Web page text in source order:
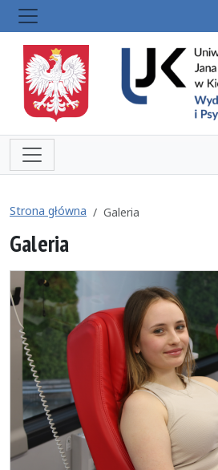
Strona główna Galeria
Galeria